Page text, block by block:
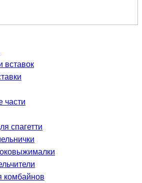
вставок
части
спагетти
комбайнов